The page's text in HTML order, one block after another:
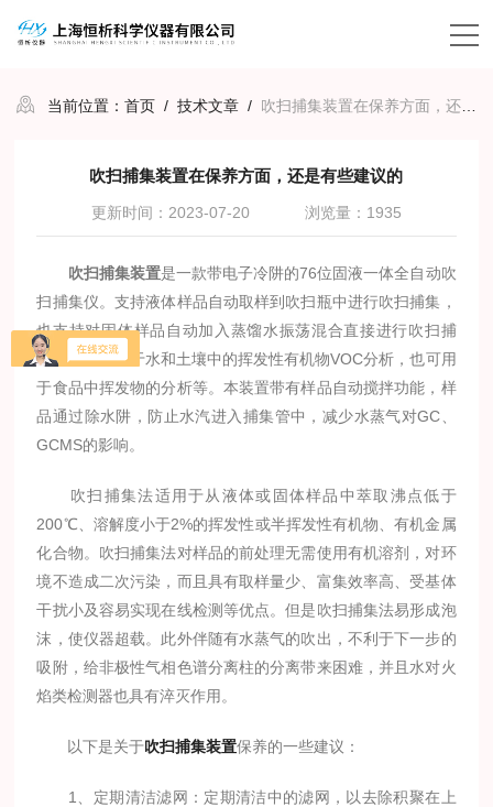
当前位置：首页 /技术文章 / 吹扫捕集装置在保养方面，还是有些建议的
吹扫捕集装置在保养方面，还是有些建议的
更新时间：2023-07-20 浏览量：1935
吹扫捕集装置是一款带电子冷阱的76位固液一体全自动吹
扫捕集仪。支持液体样品自动取样到吹扫瓶中进行吹扫捕集，
也支持对固体样品自动加入蒸馏水振荡混合直接进行吹扫捕
集。主要应用于水和土壤中的挥发性有机物VOC分析，也可用
于食品中挥发物的分析等。本装置带有样品自动搅拌功能，样
品通过除水阱，防止水汽进入捕集管中，减少水蒸气对GC、
GCMS的影响。
吹扫捕集法适用于从液体或固体样品中萃取沸点低于
200℃、溶解度小于2%的挥发性或半挥发性有机物、有机金属
化合物。吹扫捕集法对样品的前处理无需使用有机溶剂，对环
境不造成二次污染，而且具有取样量少、富集效率高、受基体
干扰小及容易实现在线检测等优点。但是吹扫捕集法易形成泡
沫，使仪器超载。此外伴随有水蒸气的吹出，不利于下一步的
吸附，给非极性气相色谱分离柱的分离带来困难，并且水对火
焰类检测器也具有淬灭作用。
以下是关于吹扫捕集装置保养的一些建议：
1、定期清洁滤网：定期清洁中的滤网，以去除积聚在上